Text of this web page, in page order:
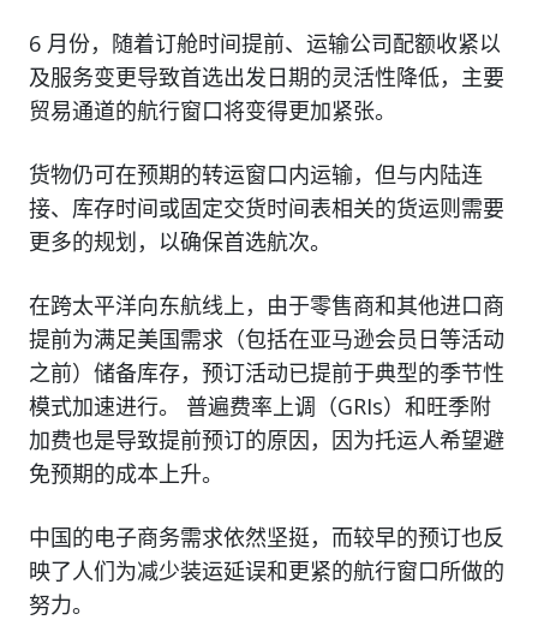
6 月份，随着订舱时间提前、运输公司配额收紧以
及服务变更导致首选出发日期的灵活性降低，主要
贸易通道的航行窗口将变得更加紧张。
货物仍可在预期的转运窗口内运输，但与内陆连
接、库存时间或固定交货时间表相关的货运则需要
更多的规划，以确保首选航次。
在跨太平洋向东航线上，由于零售商和其他进口商
提前为满足美国需求（包括在亚马逊会员日等活动
之前）储备库存，预订活动已提前于典型的季节性
模式加速进行。 普遍费率上调（GRIs）和旺季附
加费也是导致提前预订的原因，因为托运人希望避
免预期的成本上升。
中国的电子商务需求依然坚挺，而较早的预订也反
映了人们为减少装运延误和更紧的航行窗口所做的
努力。